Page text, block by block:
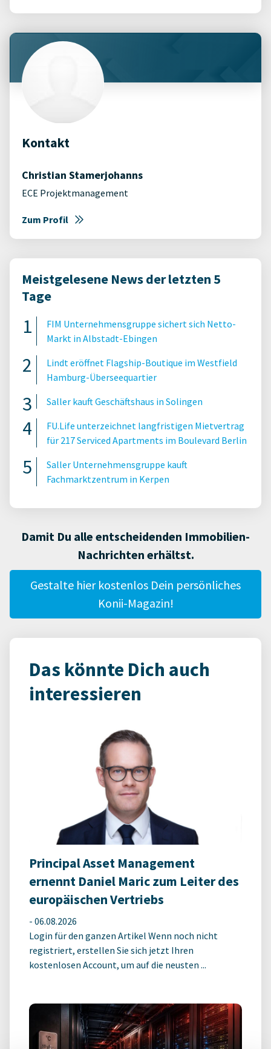
Kontakt
Christian Stamerjohanns
ECE Projektmanagement
Zum Profil
Meistgelesene News der letzten 5
Tage
FIM Unternehmensgruppe sichert sich Netto-
Markt in Albstadt-Ebingen
Lindt eröffnet Flagship-Boutique im Westfield
Hamburg-Überseequartier
Saller kauft Geschäftshaus in Solingen
FU.Life unterzeichnet langfristigen Mietvertrag
für 217 Serviced Apartments im Boulevard Berlin
Saller Unternehmensgruppe kauft
Fachmarktzentrum in Kerpen
Damit Du alle entscheidenden Immobilien-
Nachrichten erhältst.
Gestalte hier kostenlos Dein persönliches
Konii-Magazin!
Das könnte Dich auch
interessieren
Principal Asset Management
ernennt Daniel Maric zum Leiter des
europäischen Vertriebs
- 06.08.2026
Login für den ganzen Artikel Wenn noch nicht
registriert, erstellen Sie sich jetzt Ihren
kostenlosen Account, um auf die neusten ...